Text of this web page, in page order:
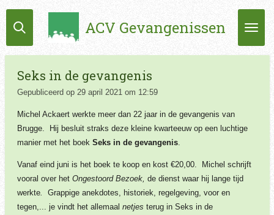
Ga
direct
de
hoofdinhoud
ACV Gevangenissen
Seks in de gevangenis
Gepubliceerd op 29 april 2021 om 12:59
Michel Ackaert werkte meer dan 22 jaar in de gevangenis van
Brugge. Hij besluit straks deze kleine kwarteeuw op een luchtige
manier met het boek Seks in de gevangenis.
Vanaf eind juni is het boek te koop en kost €20,00. Michel schrijft
vooral over het Ongestoord Bezoek, de dienst waar hij lange tijd
werkte. Grappige anekdotes, historiek, regelgeving, voor en
tegen,... je vindt het allemaal netjes terug in Seks in de